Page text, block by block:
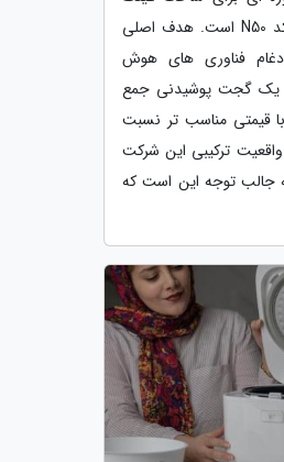
هوشمند با نام کد N50 است. هدف اصلی
فناوری های هوش
یک گجت پوشیدنی جمع
با قیمتی مناسب تر نسبت
ترکیبی این شرکت
جالب توجه این است که